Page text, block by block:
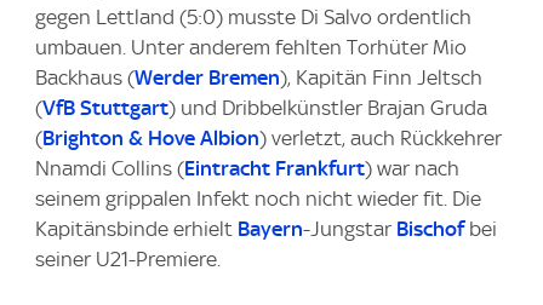
gegen Lettland (5:0) musste Di Salvo ordentlich
umbauen. Unter anderem fehlten Torhüter Mio
Backhaus (Werder Bremen), Kapitän Finn Jeltsch
(VfB Stuttgart) und Dribbelkünstler Brajan Gruda
(Brighton & Hove Albion) verletzt, auch Rückkehrer
Nnamdi Collins (Eintracht Frankfurt) war nach
seinem grippalen Infekt noch nicht wieder fit. Die
Kapitänsbinde erhielt Bayern-Jungstar Bischofbei
seiner U21-Premiere.